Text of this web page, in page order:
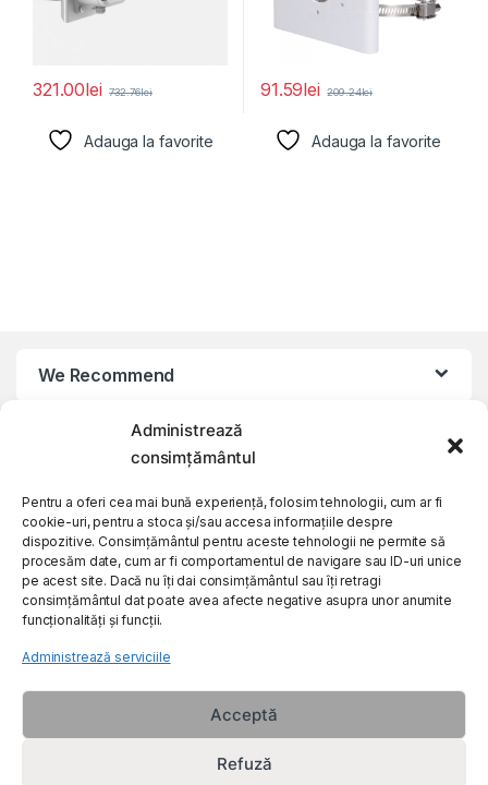
Administrează
consimțământul
Pentru a oferi cea mai bună experiență, folosim tehnologii, cum ar fi
cookie-uri, pentru a stoca și/sau accesa informațiile despre
dispozitive. Consimțământul pentru aceste tehnologii ne permite să
procesăm date, cum ar fi comportamentul de navigare sau ID-uri unice
pe acest site. Dacă nu îți dai consimțământul sau îți retragi
consimțământul dat poate avea afecte negative asupra unor anumite
funcționalități și funcții.
Administrează serviciile
Acceptă
Refuză
321.00lei 732.76lei
Adauga la favorite
91.59lei 209.24lei
Adauga la favorite
We Recommend
My Account
Customer Care
About Us